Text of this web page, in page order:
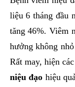
liệu 6 tháng đầu
tăng 46%. Viêm
hưởng không
Rất may, hiện
niệu đạo hiệu